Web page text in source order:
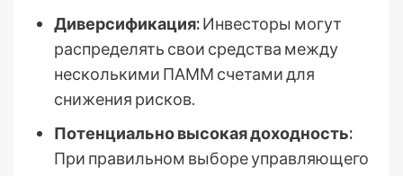
Диверсификация:Инвесторы могут
распределять свои средства между
несколькими ПАММ счетами для
снижения рисков.
Потенциально высокая доходность:
При правильном выборе управляющего